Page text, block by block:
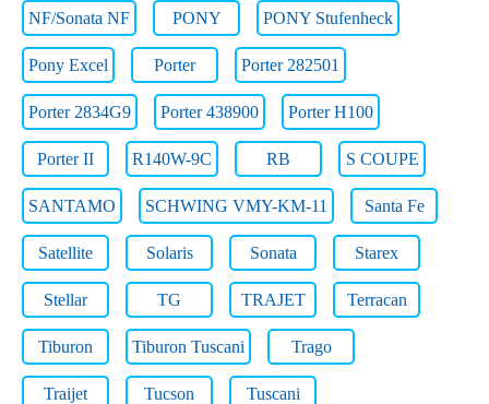
NF/Sonata NF PONY PONY Stufenheck
Pony Excel Porter Porter 282501
Porter 2834G9 Porter 438900 Porter H100
Porter II R140W-9C RB S COUPE
SANTAMO SCHWING VMY-KM-11 Santa Fe
Satellite Solaris Sonata Starex
Stellar TG TRAJET Terracan
Tiburon Tiburon Tuscani Trago
Traijet Tucson Tuscani